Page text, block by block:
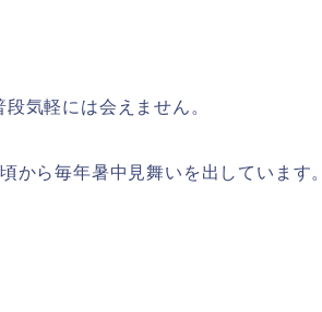
気軽には会えません。
から毎年暑中見舞いを出しています。